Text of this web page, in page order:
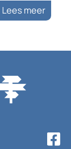
De
Lees meer